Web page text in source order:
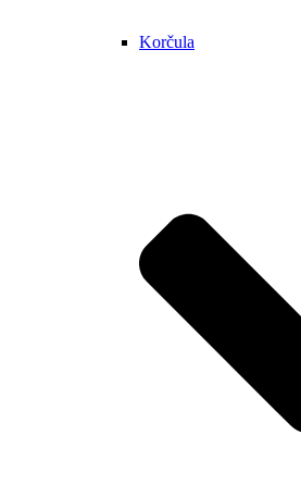
Korčula